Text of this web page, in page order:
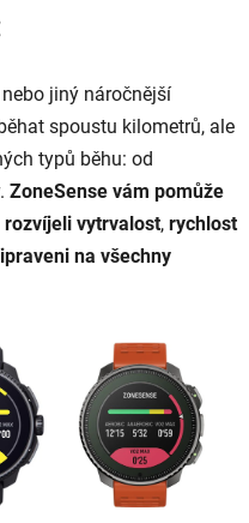
jiný náročnější
spoustu kilometrů, ale
typů běhu: od
ZoneSense vám pomůže
rozvíjeli vytrvalost, rychlost
na všechny